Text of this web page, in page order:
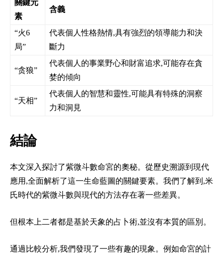
關鍵元
素
含義
“火6
局”
代表個人性格熱情,具有強烈的領導能力和決
斷力
“贪狼”
代表個人的事業野心和財富追求,可能存在貪
婪的傾向
“天相”
代表個人的智慧和靈性,可能具有特殊的洞察
力和洞見
結論
本文深入探討了紫微斗數命宮的奧秘。從歷史溯源到現代
應用,全面解析了這一生命藍圖的關鍵要素。我們了解到,米
氏時代的紫微斗數與現代的方法存在著一些差異。
但根本上二者都是基於天象的占卜術,並沒有本質的區別。
通過比較分析,我們發現了一些有趣的現象。例如命宮的計